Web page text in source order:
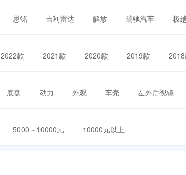
思铭 吉利雷达 解放 瑞驰汽车 极
2022款 2021款 2020款 2019款
底盘 动力 外观 车壳 左外后视镜
5000～10000元 10000元以上